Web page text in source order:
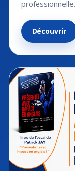
professionnelle.
Découvrir